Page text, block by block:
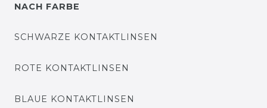
NACH FARBE
SCHWARZE KONTAKTLINSEN
ROTE KONTAKTLINSEN
BLAUE KONTAKTLINSEN